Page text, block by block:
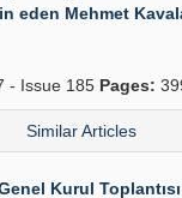
eden Mehmet
- Issue 185 Pages:
Similar Articles
Kurul